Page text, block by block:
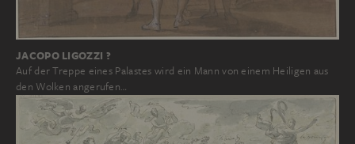
JACOPO LIGOZZI ?
Auf der Treppe eines Palastes wird ein Mann von einem Heiligen aus
den Wolken angerufen…